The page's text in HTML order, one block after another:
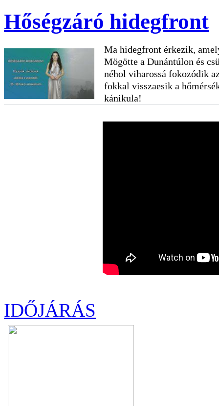
Hőségzáró hidegfront
Ma hidegfront érkezik,
Mögötte a Dunántúlon és
néhol viharossá fokozódik
fokkal visszaesik a
kánikula!
IDŐJÁRÁS